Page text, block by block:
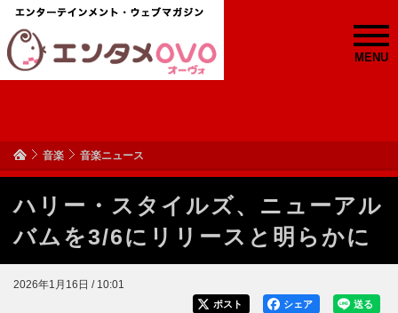
MENU
音楽 音楽ニュース
ハリー・スタイルズ、ニューアル
バムを3/6にリリースと明らかに
2026年1月16日 / 10:01
送る
シェア
ポスト